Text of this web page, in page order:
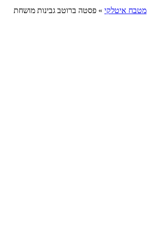
מטבח איטלקי » פסטה ברוטב גבינות מושחת